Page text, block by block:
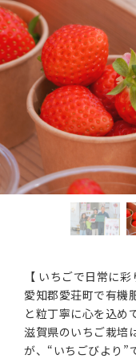
【 いちごで日常に彩
愛知郡愛荘町で有機
と粒丁寧に心を込め
滋賀県のいちご栽培
が、“いちごびより”